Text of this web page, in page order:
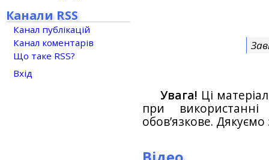
Увага! Ці
при
обов’язкове.
Канали RSS
Канал публікацій
Канал коментарів
Що таке RSS?
Вхід